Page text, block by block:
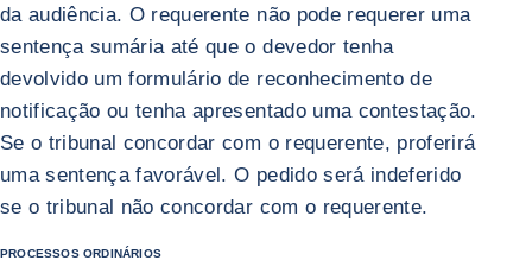
da audiência. O requerente não pode requerer uma
sentença sumária até que o devedor tenha
devolvido um formulário de reconhecimento de
notificação ou tenha apresentado uma contestação.
Se o tribunal concordar com o requerente, proferirá
uma sentença favorável. O pedido será indeferido
se o tribunal não concordar com o requerente.
PROCESSOS ORDINÁRIOS